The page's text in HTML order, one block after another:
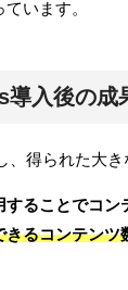
います。
導入後の成
、得られた大き
することでコン
きるコンテン